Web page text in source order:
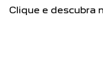
Clique e descubra